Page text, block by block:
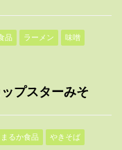
品 ラーメン
味噌
プスターみそ
まるか食品 やきそば